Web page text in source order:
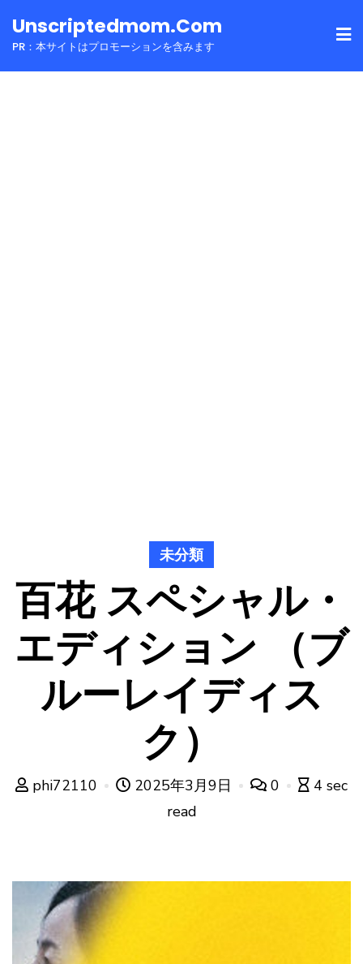
toUnscriptedmom.com
PR：本サイトはプロモーションを含みます
未分類
百花 スペシャル・
エディション （ブ
ルーレイディス
ク）
phi72110 2025年3月9日 0
4 sec
read